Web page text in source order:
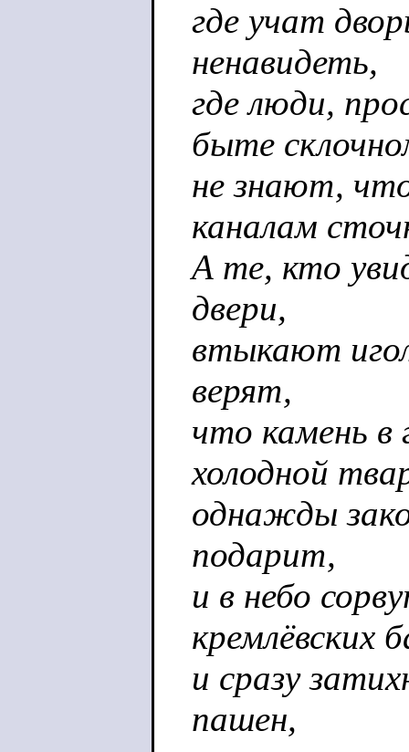
где учат
ненавидеть,
где люди,
быте
не знают,
каналам
А те, кто
двери,
втыкают
верят,
что камень в
холодной
однажды
подарит,
и в небо
кремлёвских
и сразу
пашен,